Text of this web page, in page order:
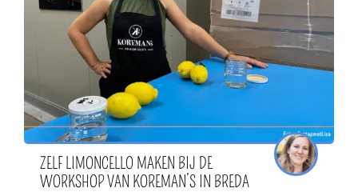
ZELF LIMONCELLO MAKEN BIJ DE
WORKSHOP VAN KOREMAN’S IN BREDA